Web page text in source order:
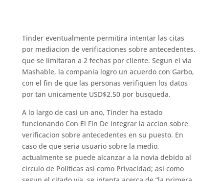
Tinder eventualmente permitira intentar las citas
por mediacion de verificaciones sobre antecedentes,
que se limitaran a 2 fechas por cliente. Segun el via
Mashable, la compania logro un acuerdo con Garbo,
con el fin de que las personas verifiquen los datos
por tan unicamente USD$2.50 por busqueda.
A lo largo de casi un ano, Tinder ha estado
funcionando Con El Fin De integrar la accion sobre
verificacion sobre antecedentes en su puesto. En
caso de que seri­a usuario sobre la medio,
actualmente se puede alcanzar a la novia debido al
circulo de Politicas asi­ como Privacidad; asi como